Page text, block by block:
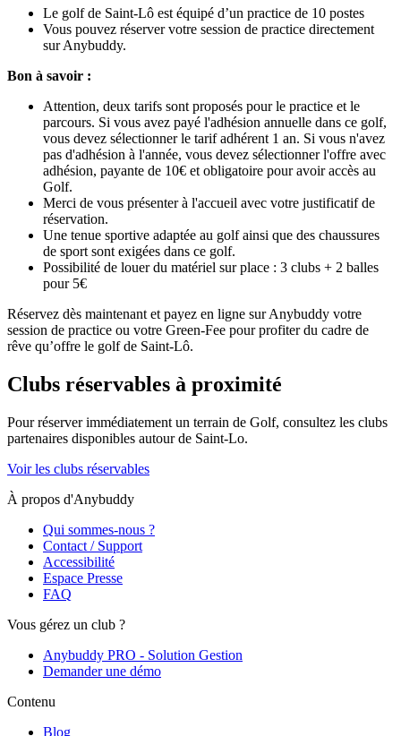
Le golf de Saint-Lô est équipé d’un practice de 10 postes
Vous pouvez réserver votre session de practice directement
sur Anybuddy.
Bon à savoir :
Attention, deux tarifs sont proposés pour le practice et le
parcours. Si vous avez payé l'adhésion annuelle dans ce golf,
vous devez sélectionner le tarif adhérent 1 an. Si vous n'avez
pas d'adhésion à l'année, vous devez sélectionner l'offre avec
adhésion, payante de 10€ et obligatoire pour avoir accès au
Golf.
Merci de vous présenter à l'accueil avec votre justificatif de
réservation.
Une tenue sportive adaptée au golf ainsi que des chaussures
de sport sont exigées dans ce golf.
Possibilité de louer du matériel sur place : 3 clubs + 2 balles
pour 5€
Réservez dès maintenant et payez en ligne sur Anybuddy votre
session de practice ou votre Green-Fee pour profiter du cadre de
rêve qu’offre le golf de Saint-Lô.
Clubs réservables à proximité
Pour réserver immédiatement un terrain de Golf, consultez les clubs
partenaires disponibles autour de Saint-Lo.
Voir les clubs réservables
À propos d'Anybuddy
Qui sommes-nous ?
Contact / Support
Accessibilité
Espace Presse
FAQ
Vous gérez un club ?
Anybuddy PRO - Solution Gestion
Demander une démo
Contenu
Blog